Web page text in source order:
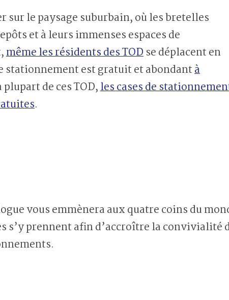
sur le paysage suburbain, où les bretelles
et à leurs immenses espaces de
même les résidents des TODse déplacent en
est gratuit et abondantà
de ces TOD,les cases de
.
vous emmènera aux quatre coins du
prennent afin d’accroître la convivialité